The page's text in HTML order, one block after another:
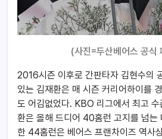
(사진=두산베어스 공식
2016시즌 이후로 간판타자 김현수의
있는 김재환은 매 시즌 커리어하이를
도 어김없었다. KBO 리그에서 최고 수
환은 올해 드디어 40홈런 고지를 넘는
한 44홈런은 베어스 프랜차이즈 역사